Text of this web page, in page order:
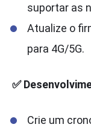
suportar as
Atualize o
para 4G/5G.
✅
Crie um